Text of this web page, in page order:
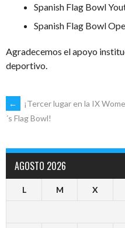
Spanish Flag Bowl
Spanish Flag Bowl
Agradecemos el apoyo
deportivo.
NAVEGACIÓN
DE
ENTRADAS
←
¡Tercer lugar en la IX
´s Flag Bowl!
AGOSTO 2026
L M X